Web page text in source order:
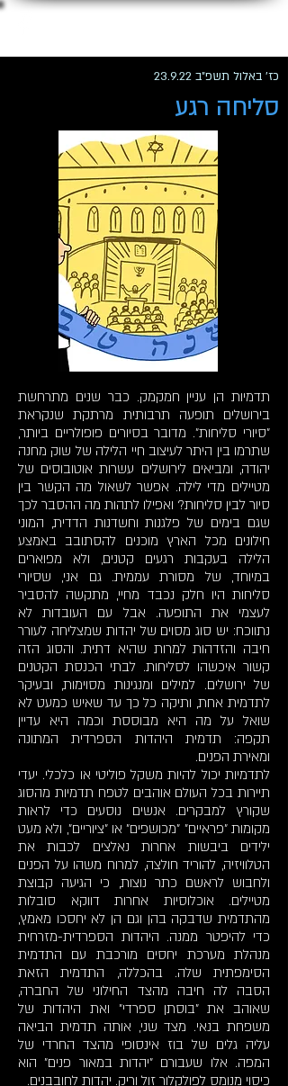
כז' באלול תשפ"ב 23.9.22
סליחה רגע
תדמיות הן עניין חמקמק. כבר שנים מתרחשת
בירושלים תופעה תרבותית מרתקת שנקראת
"סיורי סליחות". מדובר בסיורים פופולריים ביותר,
שתרמו בין היתר לעיצוב חיי הלילה של שוק מחנה
יהודה, ומביאים לירושלים עשרות אוטובוסים של
מטיילים מדי לילה. אפשר לשאול מה הקשר בין
סיור לבין סליחות? ואפילו לתהות מה ההסבר לכך
שגם בימים של פלגנות וחשדנות הדדית, המוני
חילונים מכל הארץ מוכנים להסתובב באמצע
הלילה בעקבות רגעים קטנים, ולא מפוארים
במיוחד, של מסורת עממית. גם אני, שסיורי
סליחות היו חלק נכבד מחיי, מתקשה להסביר
לעצמי את התופעה. אבל עם העובדות לא
נתווכח: יש סוג מסוים של יהדות שמצליחה לעורר
חיבה והזדהות למרות שהיא דתית. והסוג הזה
קשור איכשהו לסליחות. לבתי הכנסת הקטנים
של ירושלים. למילים ומנגינות מסוימות, ובעיקר
לתדמית אחת, ותיקה כל כך עד שאיש כמעט לא
שואל על מה היא מבוססת וכמה היא עדיין
תקפה: תדמית היהדות הספרדית המתונה
ומאירת הפנים.
לתדמיות יכול להיות משקל פוליטי או כלכלי. יעדי
תיירות בכל העולם אוהבים לטפח תדמיות מהסוג
שקורץ למבקרים. אנשים נוסעים כדי לראות
מקומות "פראיים" "מכושפים" או "ציוריים", ולא מעט
ילידים ביבשות אחרות נאלצים לכבות את
הטלוויזיה, להוריד חולצה, למרוח משהו על הפנים
ולחבוש לראשם כתר נוצות, כי הגיעה קבוצת
מטיילים. אוכלוסיות אחרות דווקא סובלות
מהתדמית שדבקה בהן וגם הן לא יחסכו מאמץ,
כדי להיפטר ממנה. היהדות הספרדית-מזרחית
מנהלת מערכת יחסים מורכבת עם התדמית
הסימפתית שלה. בהכללה, התדמית הזאת
הסבה לה חיבה מהצד החילוני של החברה,
שאוהב את "בוסתן ספרדי" ואת היהדות של
משפחת בנאי. מצד שני, אותה תדמית הביאה
עליה גלים של בוז אינסופי מהצד החרדי של
המפה. אלו שעבורם "יהדות במאור פנים" הוא
כיסוי מנומס לפולקלור זול וריק. יהדות לחובבנים.